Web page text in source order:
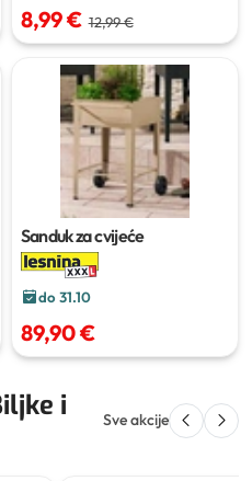
8,99 € 12,99 €
Sanduk za cvijeće
do 31.10
89,90 €
i
Sve akcije